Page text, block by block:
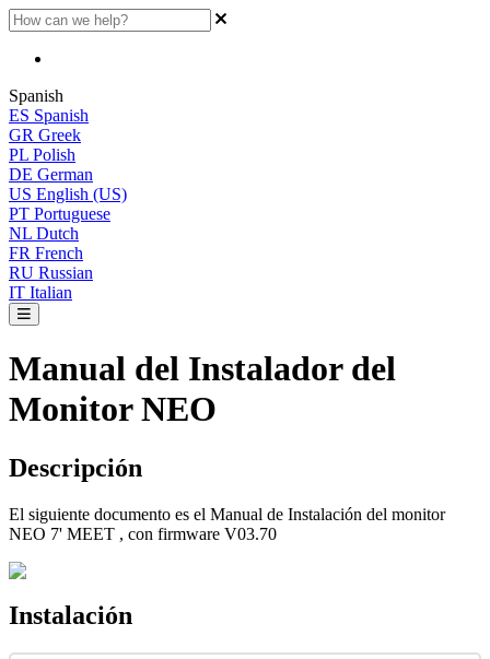
Spanish
ES Spanish
GR Greek
PL Polish
DE German
US English (US)
PT Portuguese
NL Dutch
FR French
RU Russian
IT Italian
Manual del Instalador del
Monitor NEO
Descripción
El siguiente documento es el Manual de Instalación del monitor
NEO 7' MEET , con firmware V03.70
Instalación